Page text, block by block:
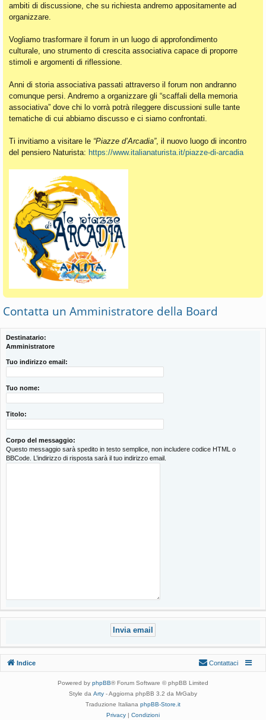
ambiti di discussione, che su richiesta andremo appositamente ad
organizzare.
Vogliamo trasformare il forum in un luogo di approfondimento
culturale, uno strumento di crescita associativa capace di proporre
stimoli e argomenti di riflessione.
Anni di storia associativa passati attraverso il forum non andranno
comunque persi. Andremo a organizzare gli “scaffali della memoria
associativa” dove chi lo vorrà potrà rileggere discussioni sulle tante
tematiche di cui abbiamo discusso e ci siamo confrontati.
Ti invitiamo a visitare le “Piazze d’Arcadia”, il nuovo luogo di incontro
del pensiero Naturista: https://www.italianaturista.it/piazze-di-arcadia
Contatta un Amministratore della Board
Destinatario:
Amministratore
Tuo indirizzo email:
Tuo nome:
Titolo:
Corpo del messaggio:
Questo messaggio sarà spedito in testo semplice, non includere codice HTML o
BBCode. L’indirizzo di risposta sarà il tuo indirizzo email.
Indice Contattaci
Powered by phpBB® Forum Software © phpBB Limited
Style da Arty - Aggiorna phpBB 3.2 da MrGaby
Traduzione Italiana phpBB-Store.it
Privacy | Condizioni